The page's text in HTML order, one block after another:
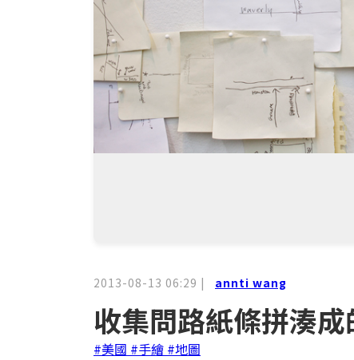
2013-08-13 06:29 | annti wang
收集問路紙條拼湊
#美國 #手繪 #地圖